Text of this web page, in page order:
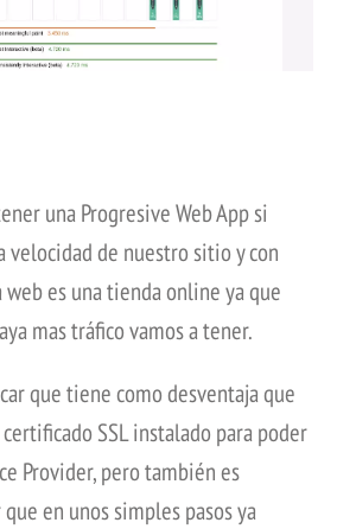
una Progresive Web App si
velocidad de nuestro sitio y con
web es una tienda online ya que
mas tráfico vamos a tener.
que tiene como desventaja que
SSL instalado para poder
Provider, pero también es
en unos simples pasos ya